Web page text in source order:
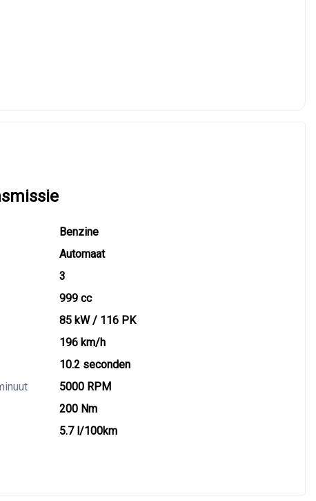
Benzine
Automaat
3
999 cc
85 kW / 116 PK
196 km/h
10.2 seconden
5000 RPM
200 Nm
5.7 l/100km